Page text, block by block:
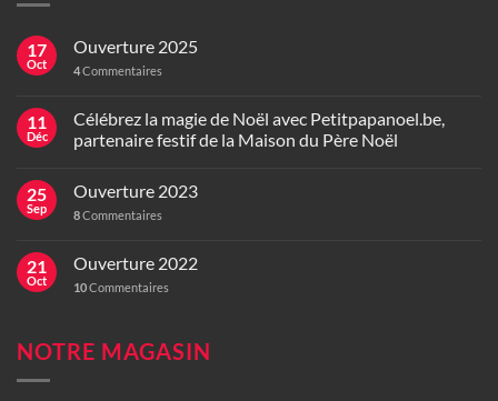
17
Oct
Ouverture 2025
4Commentaires
11
Déc
Célébrez la magie de Noël avec Petitpapanoel.be,
partenaire festif de la Maison du Père Noël
25
Sep
Ouverture 2023
8Commentaires
21
Oct
Ouverture 2022
10Commentaires
NOTRE MAGASIN